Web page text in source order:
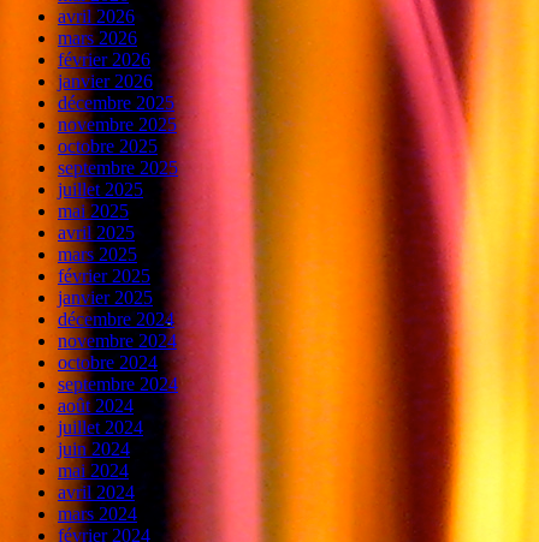
avril 2026
mars 2026
février 2026
janvier 2026
décembre 2025
novembre 2025
octobre 2025
septembre 2025
juillet 2025
mai 2025
avril 2025
mars 2025
février 2025
janvier 2025
décembre 2024
novembre 2024
octobre 2024
septembre 2024
août 2024
juillet 2024
juin 2024
mai 2024
avril 2024
mars 2024
février 2024